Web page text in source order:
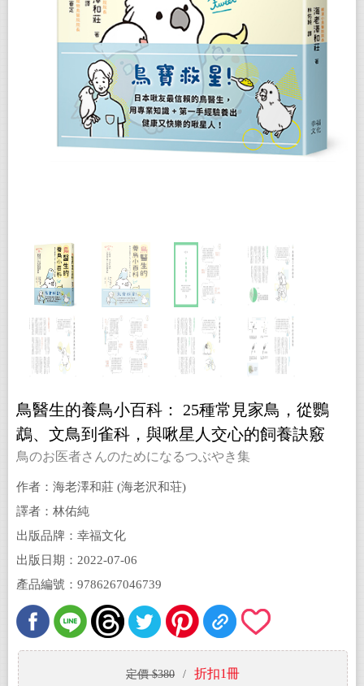
鳥醫生的養鳥小百科： 25種常見家鳥，從鸚
鵡、文鳥到雀科，與啾星人交心的飼養訣竅
鳥のお医者さんのためになるつぶやき集
作者：海老澤和莊 (海老沢和荘)
譯者：林佑純
出版品牌：幸福文化
出版日期：2022-07-06
產品編號：9786267046739
定價 $380 / 折扣1冊